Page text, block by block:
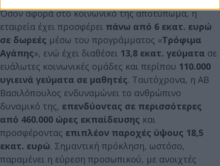
Όσον αφορά στο κοινωνικό της αποτύπωμα, η
εταιρεία έχει προσφέρει πάνω από 6 εκατ. ευρώ
σε δωρεές μέσω του προγράμματος «Τρόφιμα
Αγάπης», ενώ έχει διαθέσει 13,8 εκατ. γεύματα σε
ευάλωτες κοινωνικές ομάδες και περίπου 110.000
υγιεινά γεύματα σε μαθητές. Ταυτόχρονα, η ΑΒ
Βασιλόπουλος ενδυναμώνει το ανθρώπινο
δυναμικό της, επενδύοντας σε περισσότερες
από 460.000 ώρες εκπαίδευσης και
προσφέροντας επιπλέον παροχές ύψους 18,5
εκατ. ευρώ. Σημαντική πρόκληση, ωστόσο,
παραμένει η εύρεση προσωπικού, με ανοιχτές